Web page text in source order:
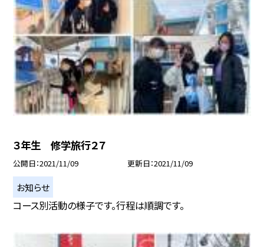
３年生 修学旅行２７
公開日 2021/11/09 更新日 2021/11/09
お知らせ
コース別活動の様子です。行程は順調です。